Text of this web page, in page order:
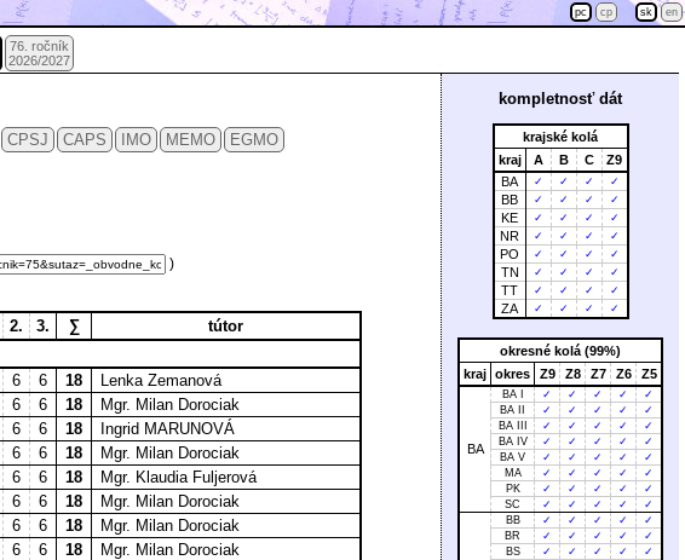
pc cp sk en
76. ročník
2026/2027
kompletnosť dát
krajské kolá
kraj
A B C
Z9
BA
✓ ✓ ✓ ✓
BB ✓ ✓ ✓ ✓
KE ✓ ✓ ✓ ✓
NR ✓ ✓ ✓ ✓
PO ✓ ✓ ✓ ✓
TN ✓ ✓ ✓ ✓
TT ✓ ✓ ✓ ✓
ZA ✓ ✓ ✓ ✓
okresné kolá (99%)
kraj okres Z9 Z8 Z7 Z6 Z5
BA
BA I ✓ ✓ ✓ ✓
✓
BA II
✓ ✓ ✓ ✓
✓
BA III
✓ ✓ ✓ ✓
✓
BA IV
✓ ✓ ✓ ✓
✓
BA V
✓ ✓ ✓ ✓
✓
MA
✓ ✓ ✓ ✓
✓
PK
✓ ✓ ✓ ✓
✓
SC
✓ ✓ ✓ ✓ ✓
BB ✓ ✓ ✓ ✓
✓
BR
✓ ✓ ✓ ✓
✓
BS
✓ ✓ ✓ ✓
✓
CPSJ CAPS IMO MEMO
EGMO
)
2. 3. ∑
tútor
6 6 18
Lenka Zemanová
6 6 18
Mgr. Milan Dorociak
6 6 18
Ingrid MARUNOVÁ
6 6 18
Mgr. Milan Dorociak
6 6 18
Mgr. Klaudia Fuljerová
6 6 18
Mgr. Milan Dorociak
6 6 18
Mgr. Milan Dorociak
6 6 18
Mgr. Milan Dorociak